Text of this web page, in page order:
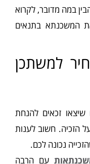
במה מדובר, לקרוא
המשכנתא בתנאים
למשתכן
זכאים להנחת
הזכיה. חשוב לענות
נכונה לכם.
עם הרבה